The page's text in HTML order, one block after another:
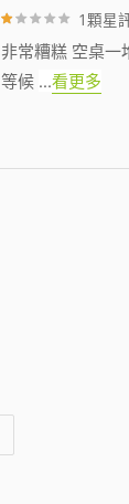
1顆星
非常糟糕 空桌
等候 ...看更多